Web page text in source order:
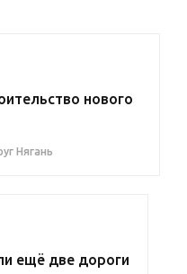
нового
Нягань
ещё две дороги